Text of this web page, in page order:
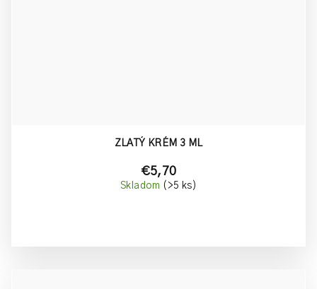
ZLATÝ KRÉM 3 ML
€5,70
Skladom (>5 ks)